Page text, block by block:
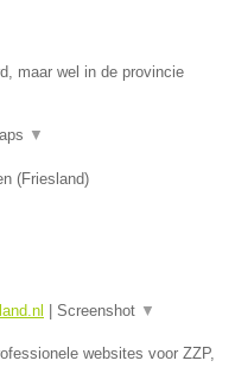
maar wel in de provincie
▼
(Friesland)
Screenshot ▼
websites voor ZZP,